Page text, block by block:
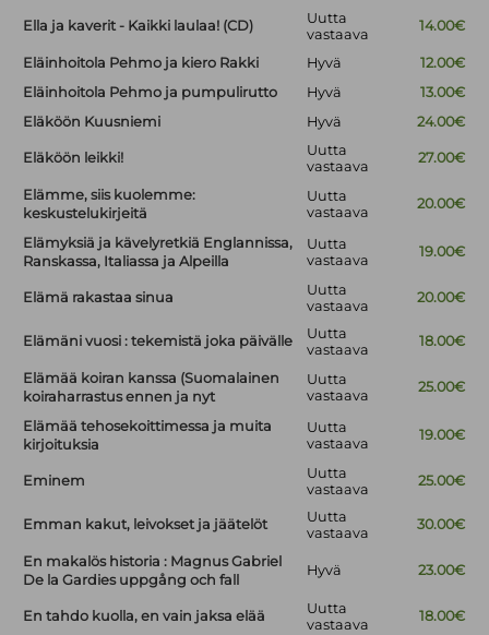
Ella ja kaverit - Kaikki laulaa! (CD)
Uutta
vastaava
14.00€
Eläinhoitola Pehmo ja kiero Rakki Hyvä
12.00€
Eläinhoitola Pehmo ja pumpulirutto
Hyvä
13.00€
Eläköön Kuusniemi
Hyvä 24.00€
Eläköön leikki!
Uutta
vastaava
27.00€
Elämme, siis kuolemme:
keskustelukirjeitä
Uutta
vastaava
20.00€
Elämyksiä ja kävelyretkiä Englannissa,
Ranskassa, Italiassa ja Alpeilla
Uutta
vastaava
19.00€
Elämä rakastaa sinua
Uutta
vastaava
20.00€
Elämäni vuosi : tekemistä joka päivälle
Uutta
vastaava
18.00€
Elämää koiran kanssa (Suomalainen
koiraharrastus ennen ja nyt
Uutta
vastaava
25.00€
Elämää tehosekoittimessa ja muita
kirjoituksia
Uutta
vastaava
19.00€
Eminem
Uutta
vastaava
25.00€
Emman kakut, leivokset ja jäätelöt
Uutta
vastaava
30.00€
En makalös historia : Magnus Gabriel
De la Gardies uppgång och fall
Hyvä 23.00€
En tahdo kuolla, en vain jaksa elää
Uutta
vastaava
18.00€